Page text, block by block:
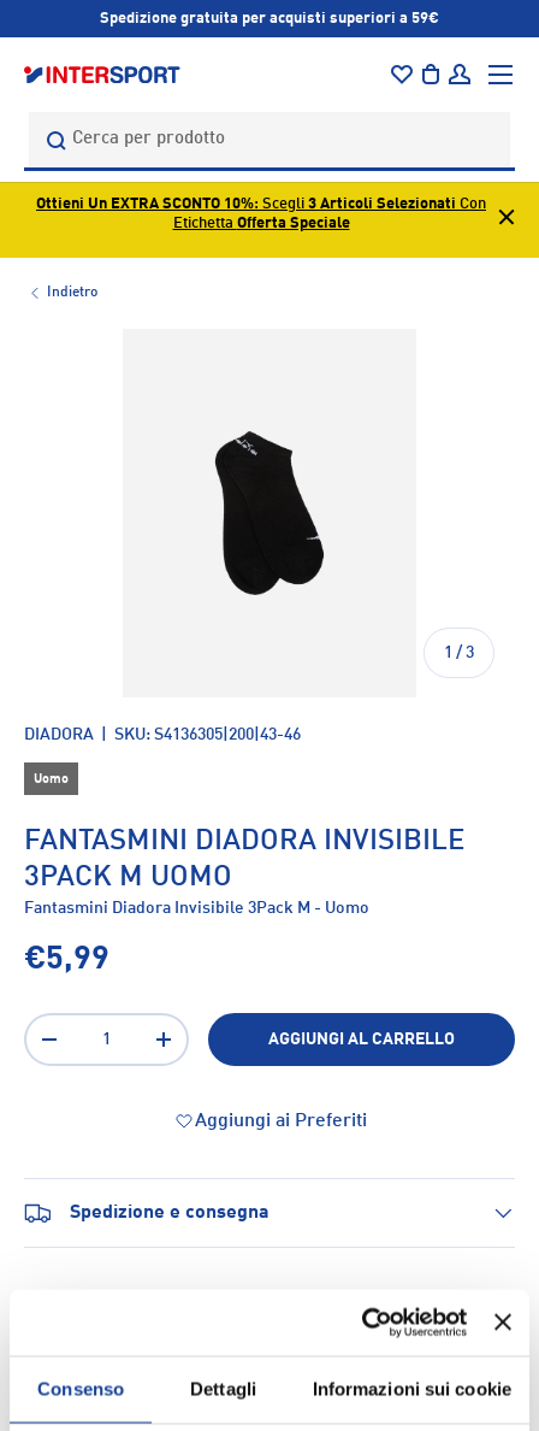
Consenso Dettagli Informazioni sui cookie
Spedizione gratuita per acquisti superiori a 59€
Cerca
BorsaAccedi
Menu
Ottieni Un EXTRA SCONTO 10%: Scegli 3 Articoli Selezionati Con
Etichetta Offerta Speciale
Indietro
1 / di
3
DIADORA SKU: S4136305|200|43-46
Uomo
FANTASMINI DIADORA INVISIBILE
3PACK M UOMO
Fantasmini Diadora Invisibile 3Pack M - Uomo
€5,99
Q.tà
+ AGGIUNGI AL CARRELLO
Aggiungi ai Preferiti
Spedizione e consegna
fantasmini
Invisibile 3pack rappresentano la soluzione